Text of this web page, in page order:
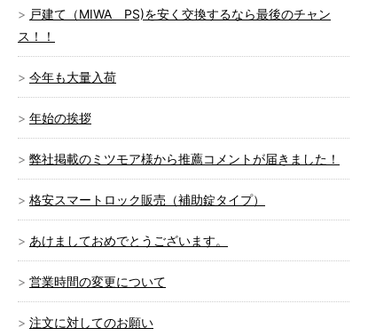
戸建て（MIWA PS)を安く交換するなら最後のチャン
ス！！
今年も大量入荷
年始の挨拶
弊社掲載のミツモア様から推薦コメントが届きました！
格安スマートロック販売（補助錠タイプ）
あけましておめでとうございます。
営業時間の変更について
注文に対してのお願い